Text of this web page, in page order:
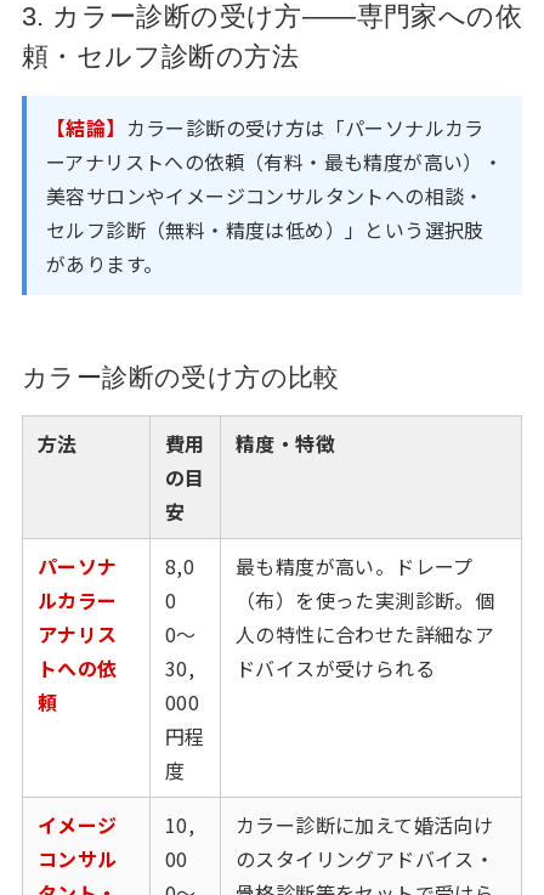
3. カラー診断の受け方——専門家への依
頼・セルフ診断の方法
【結論】 カラー診断の受け方は「パーソナルカラ
ーアナリストへの依頼（有料・最も精度が高い）・
美容サロンやイメージコンサルタントへの相談・
セルフ診断（無料・精度は低め）」という選択肢
があります。
カラー診断の受け方の比較
方法
費用
の目
安
精度・特徴
パーソナ
ルカラー
アナリス
トへの依
頼
8,0
0
0〜
30,
000
円程
度
最も精度が高い。ドレープ
（布）を使った実測診断。個
人の特性に合わせた詳細なア
ドバイスが受けられる
イメージ
コンサル
10,
00
カラー診断に加えて婚活向け
のスタイリングアドバイス・